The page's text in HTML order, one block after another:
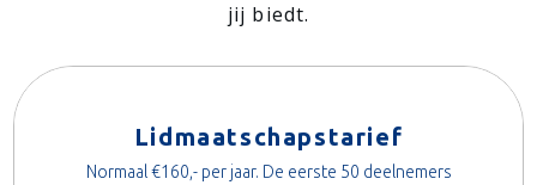
jij biedt.
Lidmaatschapstarief
Normaal €160,- per jaar. De eerste 50 deelnemers